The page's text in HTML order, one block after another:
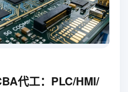
代工：PLC/HMI/